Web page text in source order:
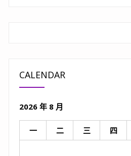
CALENDAR
2026 年 8 月
一 二 三 四